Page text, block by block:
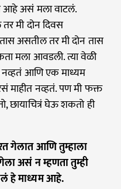
आहे असं मला वाटलं.
मी दोन दिवस
असतील तर मी दोन तास
मला आवडली. त्या वेळी
नव्हतं आणि एक माध्यम
माहीत नव्हतं. पण मी फक्त
घेऊ शकतो ही
गेलात आणि तुम्हाला
असं न म्हणता तुम्ही
हे माध्यम आहे.